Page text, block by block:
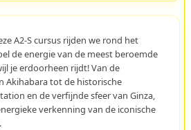
A2-S cursus rijden we rond het
de energie van de meest beroemde
je erdoorheen rijdt! Van de
Akihabara tot de historische
en de verfijnde sfeer van Ginza,
verkenning van de iconische